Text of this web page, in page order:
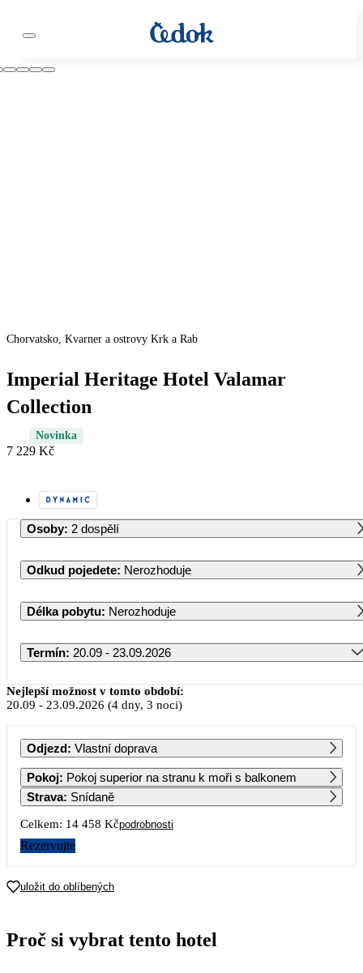
Chorvatsko, Kvarner a ostrovy Krk a Rab
Imperial Heritage Hotel Valamar
Collection
Novinka
7 229 Kč
Osoby: 2 dospělí
Odkud pojedete: Nerozhoduje
Délka pobytu: Nerozhoduje
Termín: 20.09 - 23.09.2026
Září 2026
PO ÚT ST ČT PÁ SO NE
1 2 3 4 5 6
7 8 9 10 11 12 13
7 229
21
28 29 30
Nejlepší možnost v tomto období:
20.09 - 23.09.2026 (4 dny, 3 noci)
Odjezd: Vlastní doprava
Pokoj:
Pokoj superior na stranu k moři s balkonem
Strava: Snídaně
Celkem: 14 458 Kčpodrobnosti
Rezervujte
uložit do oblíbených
Proč si vybrat tento hotel